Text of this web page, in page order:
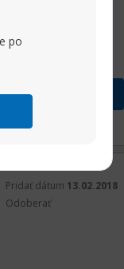
po
Pridať dátum 13.02.2018
Odoberať